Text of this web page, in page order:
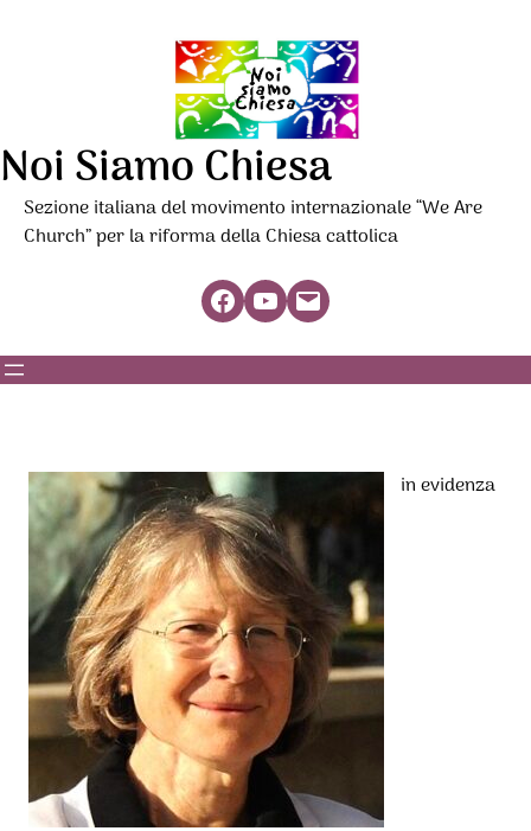
Noi Siamo Chiesa
Sezione italiana del movimento internazionale “We Are
Church” per la riforma della Chiesa cattolica
Facebook YouTube Mail